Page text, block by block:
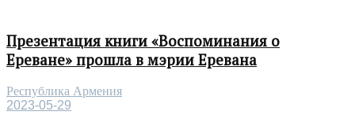
Презентация книги «Воспоминания о
Ереване» прошла в мэрии Еревана
Республика Армения
2023-05-29